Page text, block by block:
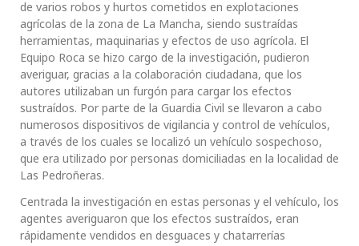
de varios robos y hurtos cometidos en explotaciones
agrícolas de la zona de La Mancha, siendo sustraídas
herramientas, maquinarias y efectos de uso agrícola. El
Equipo Roca se hizo cargo de la investigación, pudieron
averiguar, gracias a la colaboración ciudadana, que los
autores utilizaban un furgón para cargar los efectos
sustraídos. Por parte de la Guardia Civil se llevaron a cabo
numerosos dispositivos de vigilancia y control de vehículos,
a través de los cuales se localizó un vehículo sospechoso,
que era utilizado por personas domiciliadas en la localidad de
Las Pedroñeras.
Centrada la investigación en estas personas y el vehículo, los
agentes averiguaron que los efectos sustraídos, eran
rápidamente vendidos en desguaces y chatarrerías